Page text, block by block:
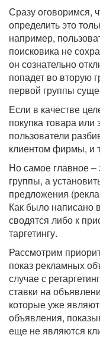
Сразу оговоримся,
определить это
например,
поисковика не
он сознательно
попадет во вторую
первой группы
Если в качестве
покупка товара или
пользователи
клиентом фирмы, и
Но самое главное –
группы, а
предложения
Как было написано
сводятся либо к
таргетингу.
Рассмотрим
показ рекламных
случае с
ставки на
которые уже
объявления,
еще не являются